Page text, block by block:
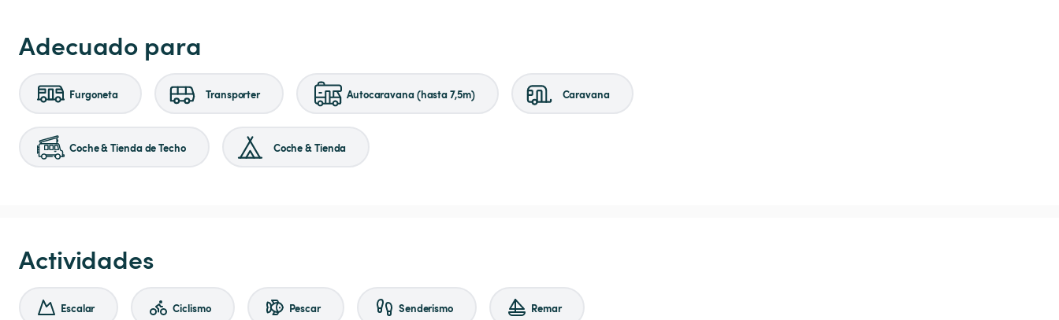
Adecuado para
Furgoneta Transporter Autocaravana (hasta 7,5m) Caravana
Coche & Tienda de Techo Coche & Tienda
Actividades
Escalar Ciclismo Pescar Senderismo Remar